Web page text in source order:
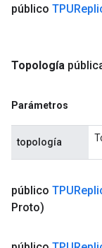
público
Topología
Parámetros
topología
público
Proto)